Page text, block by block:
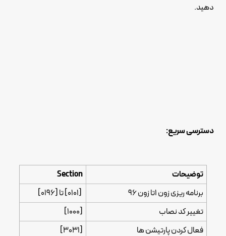
دهید.
دسترسی سریع:
توضیحات
Section
برنامه ریزی زون 1تا زون 96
[0101] تا [0196]
تغییر کد نصاب
[1000]
فعال کردن پارتیشن ها
[3031]